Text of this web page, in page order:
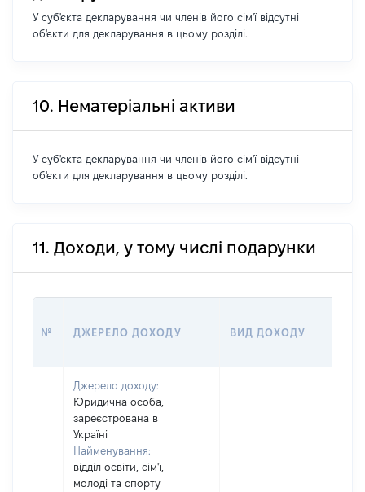
У суб'єкта декларування чи членів його сім'ї відсутні
об'єкти для декларування в цьому розділі.
10. Нематеріальні активи
У суб'єкта декларування чи членів його сім'ї відсутні
об'єкти для декларування в цьому розділі.
11. Доходи, у тому числі подарунки
№ ДЖЕРЕЛО ДОХОДУ ВИД ДОХОДУ
Джерело доходу:
Юридична особа,
зареєстрована в
Україні
Найменування:
відділ освіти, сім'ї,
молоді та спорту